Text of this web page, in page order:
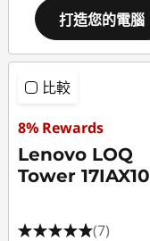
打造您的電腦
比較
8% Rewards
Lenovo LOQ
Tower 17IAX10
(7)